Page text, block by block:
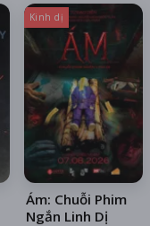
Kinh dị
Ám: Chuỗi Phim
Ngắn Linh Dị